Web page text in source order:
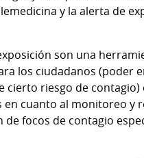
y la alerta de
son una
los ciudadanos (poder
cierto riesgo de contagio)
en cuanto al monitoreo y
de focos de contagio